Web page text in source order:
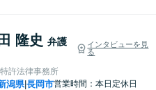
隆史 弁護
インタビューを見
る
許法律事務所
潟県|長岡市営業時間：本日定休日